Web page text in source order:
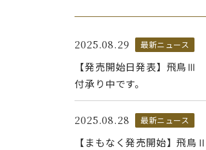
2025.08.29 最新ニュース
【発売開始日発表】飛鳥
付承り中です。
2025.08.28 最新ニュース
【まもなく発売開始】飛